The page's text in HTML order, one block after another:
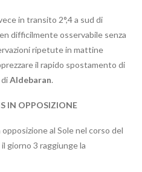
in transito 2°,4 a sud di
difficilmente osservabile senza
ripetute in mattine
il rapido spostamento di
Aldebaran.
IN OPPOSIZIONE
al Sole nel corso del
il giorno 3 raggiunge la